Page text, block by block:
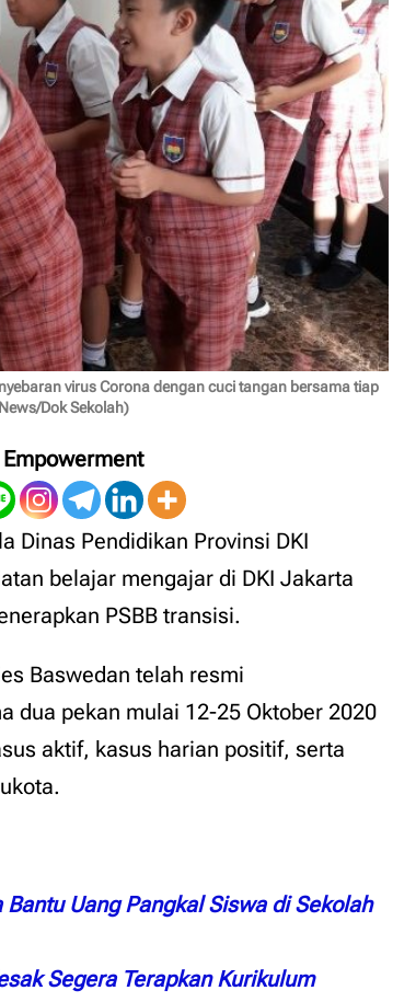
virus Corona dengan cuci tangan bersama tiap
Dok Sekolah)
Dinas Pendidikan Provinsi DKI
belajar mengajar di DKI Jakarta
PSBB transisi.
Baswedan telah resmi
dua pekan mulai 12-25 Oktober 2020
aktif, kasus harian positif, serta
Uang Pangkal Siswa di Sekolah
Segera Terapkan Kurikulum